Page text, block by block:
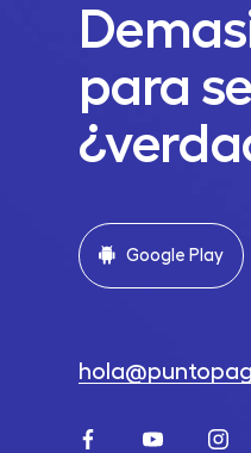
para
Google Play